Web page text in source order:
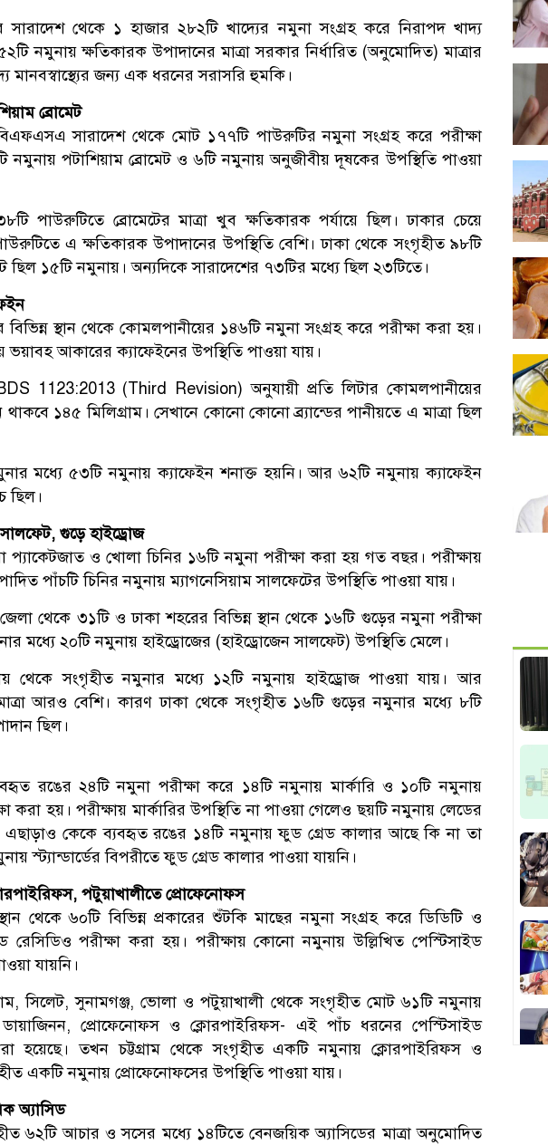
থেকে ১ হাজার ২৮২টি খাদ্যের নমুনা সংগ্রহ করে নিরাপদ খাদ্য
নমুনায় ক্ষতিকারক উপাদানের মাত্রা সরকার নির্ধারিত (অনুমোদিত) মাত্রার
মানবস্বাস্থ্যের জন্য এক ধরনের সরাসরি হুমকি।
ব্রোমেট
সারাদেশ থেকে মোট ১৭৭টি পাউরুটির নমুনা সংগ্রহ করে পরীক্ষা
নমুনায় পটাশিয়াম ব্রোমেট ও ৬টি নমুনায় অনুজীবীয় দূষকের উপস্থিতি পাওয়া
পাউরুটিতে ব্রোমেটের মাত্রা খুব ক্ষতিকারক পর্যায়ে ছিল। ঢাকার চেয়ে
এ ক্ষতিকারক উপাদানের উপস্থিতি বেশি। ঢাকা থেকে সংগৃহীত ৯৮টি
ছিল ১৫টি নমুনায়। অন্যদিকে সারাদেশের ৭৩টির মধ্যে ছিল ২৩টিতে।
স্থান থেকে কোমলপানীয়ের ১৪৬টি নমুনা সংগ্রহ করে পরীক্ষা করা হয়।
আকারের ক্যাফেইনের উপস্থিতি পাওয়া যায়।
BDS 1123:2013 (Third Revision) অনুযায়ী প্রতি লিটার কোমলপানীয়ের
থাকবে ১৪৫ মিলিগ্রাম। সেখানে কোনো কোনো ব্র্যান্ডের পানীয়তে এ মাত্রা ছিল
মধ্যে ৫৩টি নমুনায় ক্যাফেইন শনাক্ত হয়নি। আর ৬২টি নমুনায় ক্যাফেইন
ছিল।
সালফেট, গুড়ে হাইড্রোজ
প্যাকেটজাত ও খোলা চিনির ১৬টি নমুনা পরীক্ষা করা হয় গত বছর। পরীক্ষায়
পাঁচটি চিনির নমুনায় ম্যাগনেসিয়াম সালফেটের উপস্থিতি পাওয়া যায়।
থেকে ৩১টি ও ঢাকা শহরের বিভিন্ন স্থান থেকে ১৬টি গুড়ের নমুনা পরীক্ষা
মধ্যে ২০টি নমুনায় হাইড্রোজের (হাইড্রোজেন সালফেট) উপস্থিতি মেলে।
থেকে সংগৃহীত নমুনার মধ্যে ১২টি নমুনায় হাইড্রোজ পাওয়া যায়। আর
আরও বেশি। কারণ ঢাকা থেকে সংগৃহীত ১৬টি গুড়ের নমুনার মধ্যে ৮টি
ছিল।
রঙের ২৪টি নমুনা পরীক্ষা করে ১৪টি নমুনায় মার্কারি ও ১০টি নমুনায়
করা হয়। পরীক্ষায় মার্কারির উপস্থিতি না পাওয়া গেলেও ছয়টি নমুনায় লেডের
এছাড়াও কেকে ব্যবহৃত রঙের ১৪টি নমুনায় ফুড গ্রেড কালার আছে কি না তা
স্ট্যান্ডার্ডের বিপরীতে ফুড গ্রেড কালার পাওয়া যায়নি।
পটুয়াখালীতে প্রোফেনোফস
থেকে ৬০টি বিভিন্ন প্রকারের শুঁটকি মাছের নমুনা সংগ্রহ করে ডিডিটি ও
রেসিডিও পরীক্ষা করা হয়। পরীক্ষায় কোনো নমুনায় উল্লিখিত পেস্টিসাইড
যায়নি।
সিলেট, সুনামগঞ্জ, ভোলা ও পটুয়াখালী থেকে সংগৃহীত মোট ৬১টি নমুনায়
ডায়াজিনন, প্রোফেনোফস ও ক্লোরপাইরিফস- এই পাঁচ ধরনের পেস্টিসাইড
হয়েছে। তখন চট্টগ্রাম থেকে সংগৃহীত একটি নমুনায় ক্লোরপাইরিফস ও
একটি নমুনায় প্রোফেনোফসের উপস্থিতি পাওয়া যায়।
অ্যাসিড
৬২টি আচার ও সসের মধ্যে ১৪টিতে বেনজয়িক অ্যাসিডের মাত্রা অনুমোদিত